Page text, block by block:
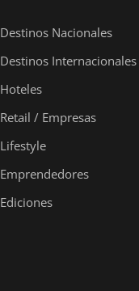
Destinos Nacionales
Destinos Internacionales
Hoteles
Retail / Empresas
Lifestyle
Emprendedores
Ediciones